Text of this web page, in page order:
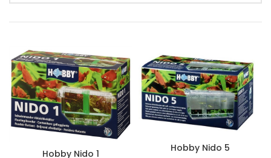
Hobby Nido 1 Hobby Nido 5